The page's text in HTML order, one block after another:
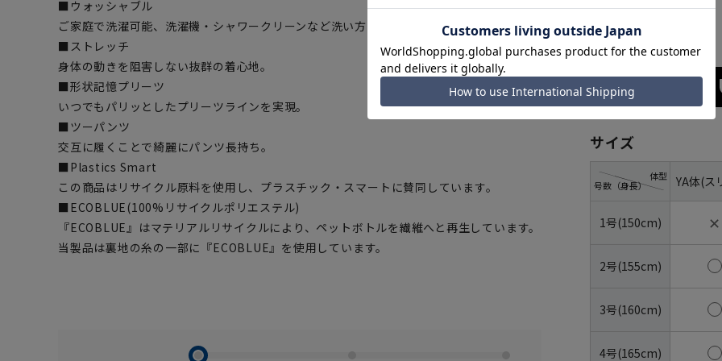
■ウォッシャブル
ご家庭で洗濯可能、洗濯機・シャワークリーンなど洗い方も選べます。
■ストレッチ
身体の動きを阻害しない抜群の着心地。
■形状記憶プリーツ
いつでもパリッとしたプリーツラインを実現。
■ツーパンツ
交互に履くことで綺麗にパンツ長持ち。
■Plastics Smart
この商品はリサイクル原料を使用し、プラスチック・スマートに賛同しています。
■ECOBLUE(100%リサイクルポリエステル)
『ECOBLUE』はマテリアルリサイクルにより、ペットボトルを繊維へと再生しています。
当製品は裏地の糸の一部に『ECOBLUE』を使用しています。
サイズ
号数（身長）
体型 YA体(ス
1号(150cm) ✕
2号(155cm)
3号(160cm)
4号(165cm)